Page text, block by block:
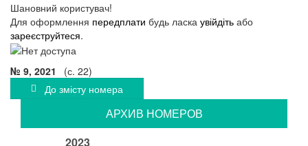
Шановний користувач!
Для оформлення передплати будь ласка увійдіть або
зареєструйтеся.
№ 9, 2021
(с. 22)
До змісту номера
АРХИВ НОМЕРОВ
2023